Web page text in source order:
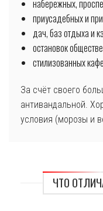
набережных,
приусадебных и
дач, баз отдыха и
остановок
стилизованных кафе
За счёт своего
антивандальной.
условия (морозы и
ЧТО